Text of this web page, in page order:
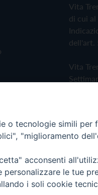
Vita
di cui
dell'art.
Vita
- Vita Trentina
o tecnologie simili per
"miglioramento
acconsenti
le tue
i soli cookie